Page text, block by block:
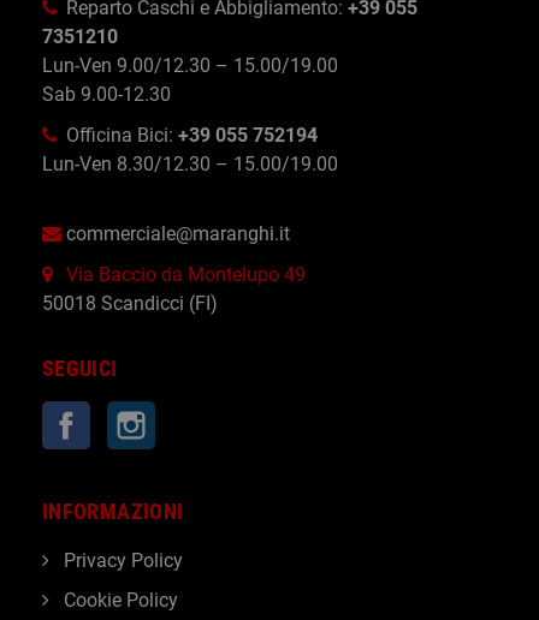
Reparto Caschi e Abbigliamento: +39 055
7351210
Lun-Ven 9.00/12.30 – 15.00/19.00
Sab 9.00-12.30
Officina Bici: +39 055 752194
Lun-Ven 8.30/12.30 – 15.00/19.00
commerciale@maranghi.it
Via Baccio da Montelupo 49
50018 Scandicci (FI)
SEGUICI
Facebook
INFORMAZIONI
Privacy Policy
Cookie Policy